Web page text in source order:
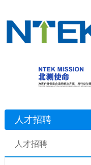
人才招聘
人才招聘